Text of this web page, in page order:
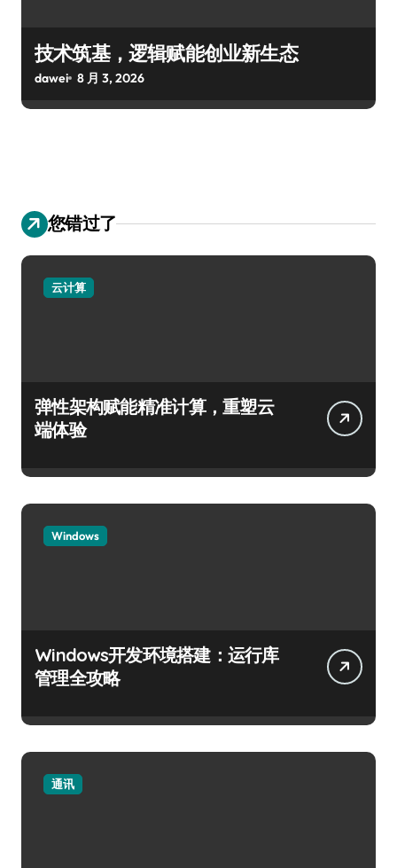
技术筑基，逻辑赋能创业新生态
dawei 8 月 3, 2026
您错过了
云计算
弹性架构赋能精准计算，重塑云
端体验
Windows
Windows开发环境搭建：运行库
管理全攻略
通讯